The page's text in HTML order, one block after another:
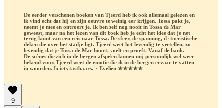
De eerder verschenen boeken van Tjeerd heb ik ook allemaal gelezen en
ik vind echt dat hij en zijn oeuvre te weinig eer krijgen. Tossa pakt je,
neemt je mee en ontroert je. Ik ben zelf nog nooit in Tossa de Mar
geweest, maar na het lezen van dit boek heb je echt het idee dat je net
terug komt van een reis naar Tossa. De sfeer, de spanning, de toeristische
deken die over het stadje ligt. Tjeerd weet het levendig te vertellen, zo
levendig dat je Tossa de Mar hoort, voelt en proeft. Vanaf de bank.
De scènes die zich in de bergen afspelen komen mij persoonlijk wel weer
bekend voor, Tjeerd weet de emotie die ik in de bergen ervaar te vatten
in woorden. In iets tastbaars. ~ Evelien ★★★★★
9